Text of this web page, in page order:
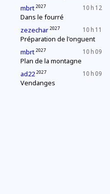
10 h 12
mbrt 2027
Dans le fourré
10 h 11
zezechar 2027
Préparation de l'onguent
10 h 09
mbrt 2027
Plan de la montagne
10 h 09
ad22 2027
Vendanges